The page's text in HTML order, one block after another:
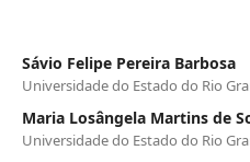
Sávio Felipe Pereira Barbosa
Universidade do Estado do Rio
Maria Losângela Martins de
Universidade do Estado do Rio